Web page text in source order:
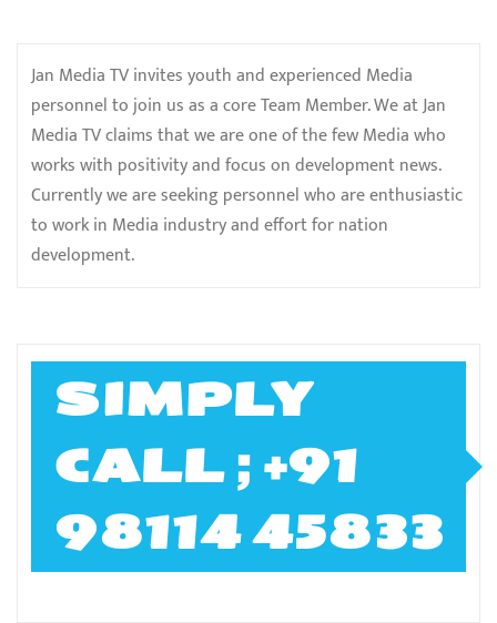
Jan Media TV invites youth and experienced Media
personnel to join us as a core Team Member. We at Jan
Media TV claims that we are one of the few Media who
works with positivity and focus on development news.
Currently we are seeking personnel who are enthusiastic
to work in Media industry and effort for nation
development.
SIMPLY
CALL ; +91
98114 45833